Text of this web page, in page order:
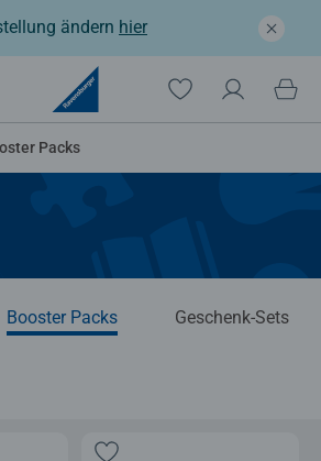
ändern hier
Packs
Booster Packs Geschenk-Sets